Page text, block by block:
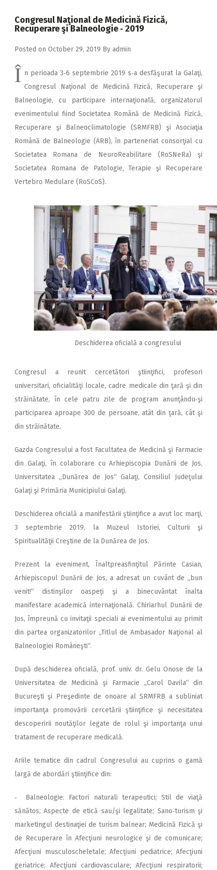
2017
2014
2012
2011
2009
Congresul Naţional de Medicină Fizică,
Recuperare şi Balneologie ‑ 2019
Posted on October 29, 2019 By admin
Î n perioada 3‑6 septembrie 2019 s‑a desfăşurat la Galaţi,
Congresul Naţional de Medicină Fizică, Recuperare şi
Balneologie, cu participare internaţională, organizatorul
evenimentului fiind Societatea Română de Medicină Fizică,
Recuperare şi Balneoclimatologie (SRMFRB) şi Asociaţia
Română de Balneologie (ARB), în parteneriat consorţial cu
Societatea Romana de NeuroReabilitare (RoSNeRa) şi
Societatea Romana de Patologie, Terapie şi Recuperare
Vertebro Medulare (RoSCoS).
Deschiderea oficială a congresului
Congresul a reunit cercetători ştiinţifici, profesori
universitari, oficialităţi locale, cadre medicale din ţară şi din
străinătate, în cele patru zile de program anunţându‑şi
participarea aproape 300 de persoane, atât din ţară, cât şi
din străinătate.
Gazda Congresului a fost Facultatea de Medicină şi Farmacie
din Galaţi, în colaborare cu Arhiepiscopia Dunării de Jos,
Universitatea „Dunărea de Jos“ Galaţi, Consiliul Judeţului
Galaţi şi Primăria Municipiului Galaţi.
Deschiderea oficială a manifestării ştiinţifice a avut loc marţi,
3 septembrie 2019, la Muzeul Istoriei, Culturii şi
Spiritualităţii Creştine de la Dunărea de Jos.
Prezent la eveniment, Înaltpreasfinţitul Părinte Casian,
Arhiepiscopul Dunării de Jos, a adresat un cuvânt de „bun
venit!“ distinşilor oaspeţi şi a binecuvântat înalta
manifestare academică internaţională. Chiriarhul Dunării de
Jos, împreună cu invitaţii speciali ai evenimentului au primit
din partea organizatorilor „Titlul de Ambasador Naţional al
Balneologiei Româneşti“.
După deschiderea oficială, prof. univ. dr. Gelu Onose de la
Universitatea de Medicină şi Farmacie „Carol Davila“ din
Bucureşti şi Preşedinte de onoare al SRMFRB a subliniat
importanţa promovării cercetării ştiinţifice şi necesitatea
descoperirii noutăţilor legate de rolul şi importanţa unui
tratament de recuperare medicală.
Ariile tematice din cadrul Congresului au cuprins o gamă
largă de abordări ştiinţifice din:
‑ Balneologie: Factori naturali terapeutici; Stil de viaţă
sănătos; Aspecte de etică sau/şi legalitate; Sano‑turism şi
marketingul destinaţiei de turism balnear; Medicină Fizică şi
de Recuperare în Afecţiuni neurologice şi de comunicare;
Afecţiuni musculoscheletale; Afecţiuni pediatrice; Afecţiuni
geriatrice; Afecţiuni cardiovasculare; Afecţiuni respiratorii;